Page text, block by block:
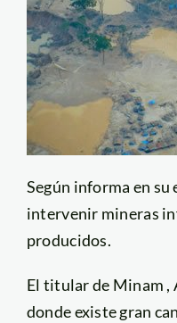
Según informa en
intervenir mineras
producidos.
El titular de Minam ,
donde existe gran